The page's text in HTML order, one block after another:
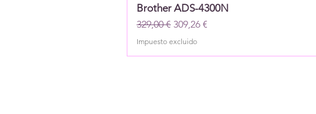
Brother ADS-4300N
Precio
329,00 € Precio de oferta
309,26 €
Impuesto excluido